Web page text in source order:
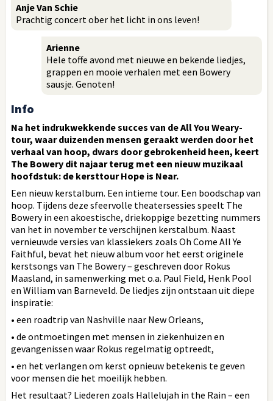
Anje Van Schie
Prachtig concert ober het licht in ons leven!
Arienne
Hele toffe avond met nieuwe en bekende liedjes,
grappen en mooie verhalen met een Bowery
sausje. Genoten!
Info
Na het indrukwekkende succes van de All You Weary-
tour, waar duizenden mensen geraakt werden door het
verhaal van hoop, dwars door gebrokenheid heen, keert
The Bowery dit najaar terug met een nieuw muzikaal
hoofdstuk: de kersttour Hope is Near.
Een nieuw kerstalbum. Een intieme tour. Een boodschap van
hoop. Tijdens deze sfeervolle theatersessies speelt The
Bowery in een akoestische, driekoppige bezetting nummers
van het in november te verschijnen kerstalbum. Naast
vernieuwde versies van klassiekers zoals Oh Come All Ye
Faithful, bevat het nieuw album voor het eerst originele
kerstsongs van The Bowery – geschreven door Rokus
Maasland, in samenwerking met o.a. Paul Field, Henk Pool
en William van Barneveld. De liedjes zijn ontstaan uit diepe
inspiratie:
• een roadtrip van Nashville naar New Orleans,
• de ontmoetingen met mensen in ziekenhuizen en
gevangenissen waar Rokus regelmatig optreedt,
• en het verlangen om kerst opnieuw betekenis te geven
voor mensen die het moeilijk hebben.
Het resultaat? Liederen zoals Hallelujah in the Rain – een